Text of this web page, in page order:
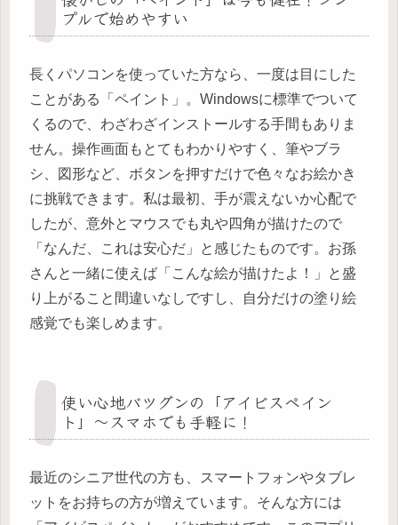
プルで始めやすい
長くパソコンを使っていた方なら、一度は目にした
ことがある「ペイント」。Windowsに標準でついて
くるので、わざわざインストールする手間もありま
せん。操作画面もとてもわかりやすく、筆やブラ
シ、図形など、ボタンを押すだけで色々なお絵かき
に挑戦できます。私は最初、手が震えないか心配で
したが、意外とマウスでも丸や四角が描けたので
「なんだ、これは安心だ」と感じたものです。お孫
さんと一緒に使えば「こんな絵が描けたよ！」と盛
り上がること間違いなしですし、自分だけの塗り絵
感覚でも楽しめます。
使い心地バツグンの「アイビスペイン
ト」～スマホでも手軽に！
最近のシニア世代の方も、スマートフォンやタブレ
ットをお持ちの方が増えています。そんな方には